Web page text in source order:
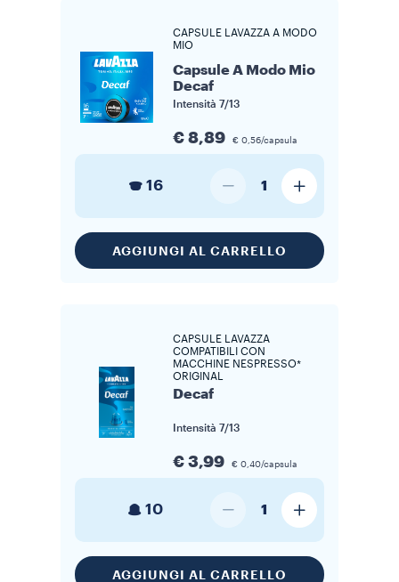
CAPSULE LAVAZZA A MODO
MIO
Capsule A Modo Mio
Decaf
Intensità 7/13
€ 8,89 € 0,56/capsula
16 1
AGGIUNGI AL CARRELLO
CAPSULE LAVAZZA
COMPATIBILI CON
MACCHINE NESPRESSO*
ORIGINAL
Decaf
Intensità 7/13
€ 3,99 € 0,40/capsula
10 1
AGGIUNGI AL CARRELLO